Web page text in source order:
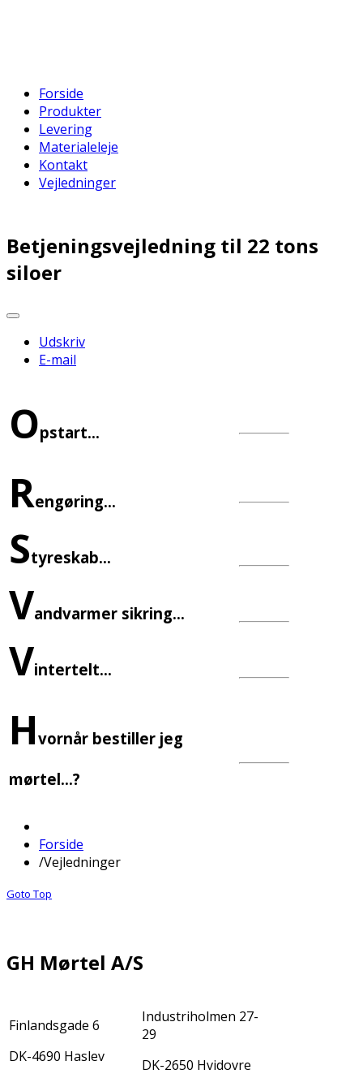
Forside
Produkter
Levering
Materialeleje
Kontakt
Vejledninger
Betjeningsvejledning til 22 tons
siloer
Udskriv
E-mail
Opstart...
Rengøring...
Styreskab...
Vandvarmer sikring...
Vintertelt...
Hvornår bestiller jeg
mørtel...?
Forside
/Vejledninger
Goto Top
GH Mørtel A/S
Finlandsgade 6
DK-4690 Haslev
Industriholmen 27-
29
DK-2650 Hvidovre